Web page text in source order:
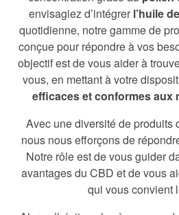
envisagiez d’intégrer l’huile
quotidienne, notre gamme de
conçue pour répondre à vos
objectif est de vous aider à
vous, en mettant à votre
efficaces et conformes aux
Avec une diversité de produits
nous nous efforçons de
Notre rôle est de vous guider
avantages du CBD et de vous
qui vous convient